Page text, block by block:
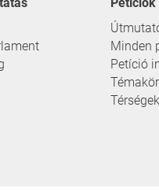
Minden
Petíció
Térségek